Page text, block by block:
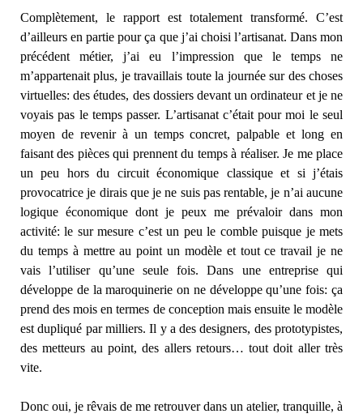
Complètement, le rapport est totalement transformé. C’est
d’ailleurs en partie pour ça que j’ai choisi l’artisanat. Dans mon
précédent métier, j’ai eu l’impression que le temps ne
m’appartenait plus, je travaillais toute la journée sur des choses
virtuelles: des études, des dossiers devant un ordinateur et je ne
voyais pas le temps passer. L’artisanat c’était pour moi le seul
moyen de revenir à un temps concret, palpable et long en
faisant des pièces qui prennent du temps à réaliser. Je me place
un peu hors du circuit économique classique et si j’étais
provocatrice je dirais que je ne suis pas rentable, je n’ai aucune
logique économique dont je peux me prévaloir dans mon
activité: le sur mesure c’est un peu le comble puisque je mets
du temps à mettre au point un modèle et tout ce travail je ne
vais l’utiliser qu’une seule fois. Dans une entreprise qui
développe de la maroquinerie on ne développe qu’une fois: ça
prend des mois en termes de conception mais ensuite le modèle
est dupliqué par milliers. Il y a des designers, des prototypistes,
des metteurs au point, des allers retours… tout doit aller très
vite.
Donc oui, je rêvais de me retrouver dans un atelier, tranquille, à